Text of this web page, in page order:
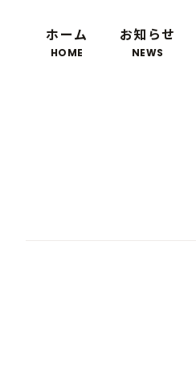
ホーム
HOME
お知らせ
NEWS